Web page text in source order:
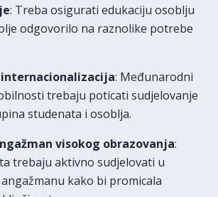
: Treba osigurati edukaciju osoblju
odgovorilo na raznolike potrebe
: Međunarodni
trebaju poticati sudjelovanje
studenata i osoblja.
visokog obrazovanja:
trebaju aktivno sudjelovati u
kako bi promicala